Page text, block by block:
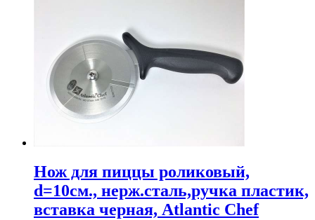
Нож для пиццы роликовый,
d=10см., нерж.сталь,ручка пластик,
вставка черная, Atlantic Chef